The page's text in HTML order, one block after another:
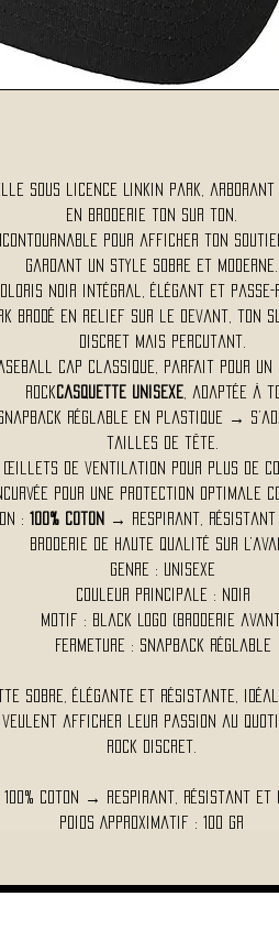
sous licence Linkin Park, arborant
en broderie ton sur ton.
pour afficher ton
gardant un style sobre et moderne.
noir intégral, élégant et passe-
brodé en relief sur le devant, ton
discret mais percutant.
cap classique, parfait pour un
rock Casquette unisexe , adaptée à
réglable en plastique →
tailles de tête.
Œillets de ventilation pour plus de
pour une protection optimale
: 100% coton
→ respirant, résistant
Broderie de haute qualité sur
Genre : Unisexe
Couleur principale : Noir
Motif : Black Logo (broderie avant)
Fermeture : Snapback réglable
sobre, élégante et résistante,
veulent afficher leur passion au
rock discret.
100% coton → respirant, résistant et
Poids Approximatif : 100 Gr